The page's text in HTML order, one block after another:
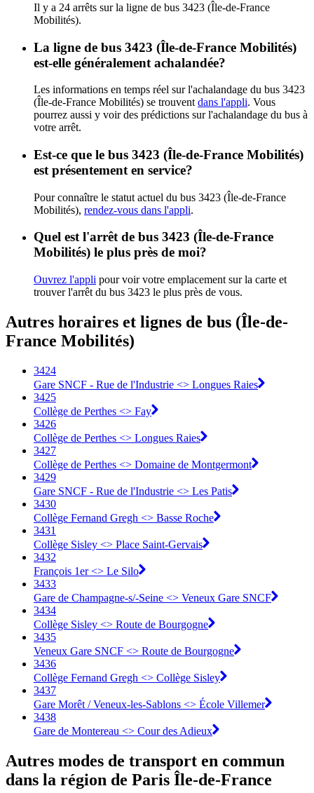
Il y a 24 arrêts sur la ligne de bus 3423 (Île-de-France
Mobilités).
La ligne de bus 3423 (Île-de-France Mobilités)
est-elle généralement achalandée?
Les informations en temps réel sur l'achalandage du bus 3423
(Île-de-France Mobilités) se trouvent dans l'appli. Vous
pourrez aussi y voir des prédictions sur l'achalandage du bus à
votre arrêt.
Est-ce que le bus 3423 (Île-de-France Mobilités)
est présentement en service?
Pour connaître le statut actuel du bus 3423 (Île-de-France
Mobilités), rendez-vous dans l'appli.
Quel est l'arrêt de bus 3423 (Île-de-France
Mobilités) le plus près de moi?
Ouvrez l'appli pour voir votre emplacement sur la carte et
trouver l'arrêt du bus 3423 le plus près de vous.
Autres horaires et lignes de bus (Île-de-
France Mobilités)
3424
Gare SNCF - Rue de l'Industrie <> Longues Raies
3425
Collège de Perthes <> Fay
3426
Collège de Perthes <> Longues Raies
3427
Collège de Perthes <> Domaine de Montgermont
3429
Gare SNCF - Rue de l'Industrie <> Les Patis
3430
Collège Fernand Gregh <> Basse Roche
3431
Collège Sisley <> Place Saint-Gervais
3432
François 1er <> Le Silo
3433
Gare de Champagne-s/-Seine <> Veneux Gare SNCF
3434
Collège Sisley <> Route de Bourgogne
3435
Veneux Gare SNCF <> Route de Bourgogne
3436
Collège Fernand Gregh <> Collège Sisley
3437
Gare Morêt / Veneux-les-Sablons <> École Villemer
3438
Gare de Montereau <> Cour des Adieux
Autres modes de transport en commun
dans la région de Paris Île-de-France